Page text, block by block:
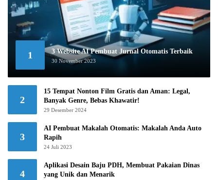
1 3 Website AI Pembuat Jurnal Otomatis Terbaik
30 November 2023
2
15 Tempat Nonton Film Gratis dan Aman: Legal,
Banyak Genre, Bebas Khawatir!
29 Desember 2024
3
AI Pembuat Makalah Otomatis: Makalah Anda Auto
Rapih
24 Juli 2023
4
Aplikasi Desain Baju PDH, Membuat Pakaian Dinas
yang Unik dan Menarik